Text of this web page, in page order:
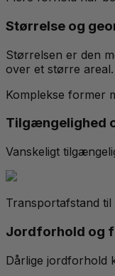
Størrelse og
Størrelsen er den
over et større areal.
Komplekse former
Tilgængelighed
Vanskeligt
Transportafstand
Jordforhold og
Dårlige jordforhold